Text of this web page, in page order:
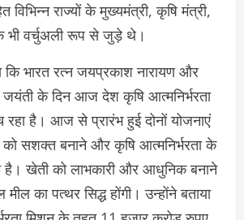
विभिन्न राज्यों के मुख्यमंत्री, कृषि मंत्री,
भी वर्चुअली रूप से जुड़े थे।
कि भारत रत्न जयप्रकाश नारायण और
के दिन आज देश कृषि आत्मनिर्भरता
रहा है। आज से प्रारंभ हुई दोनों योजनाएं
सशक्त बनाने और कृषि आत्मनिर्भरता के
खेती को लाभकारी और आधुनिक बनाने
का पत्थर सिद्ध होंगी। उन्होंने बताया